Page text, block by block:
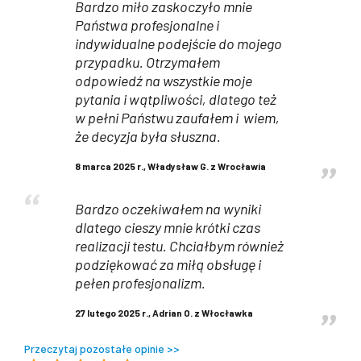
Bardzo miło zaskoczyło mnie
Państwa profesjonalne i
indywidualne podejście do mojego
przypadku. Otrzymałem
odpowiedź na wszystkie moje
pytania i wątpliwości, dlatego też
w pełni Państwu zaufałem i wiem,
że decyzja była słuszna.
8 marca 2025 r., Władysław G. z Wrocławia
Bardzo oczekiwałem na wyniki
dlatego cieszy mnie krótki czas
realizacji testu. Chciałbym również
podziękować za miłą obsługę i
pełen profesjonalizm.
27 lutego 2025 r., Adrian O. z Włocławka
Przeczytaj pozostałe opinie >>